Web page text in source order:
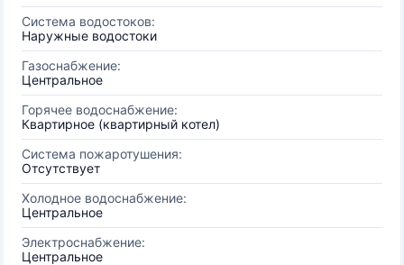
Система водостоков:
Наружные водостоки
Газоснабжение:
Центральное
Горячее водоснабжение:
Квартирное (квартирный котел)
Система пожаротушения:
Отсутствует
Холодное водоснабжение:
Центральное
Электроснабжение:
Центральное